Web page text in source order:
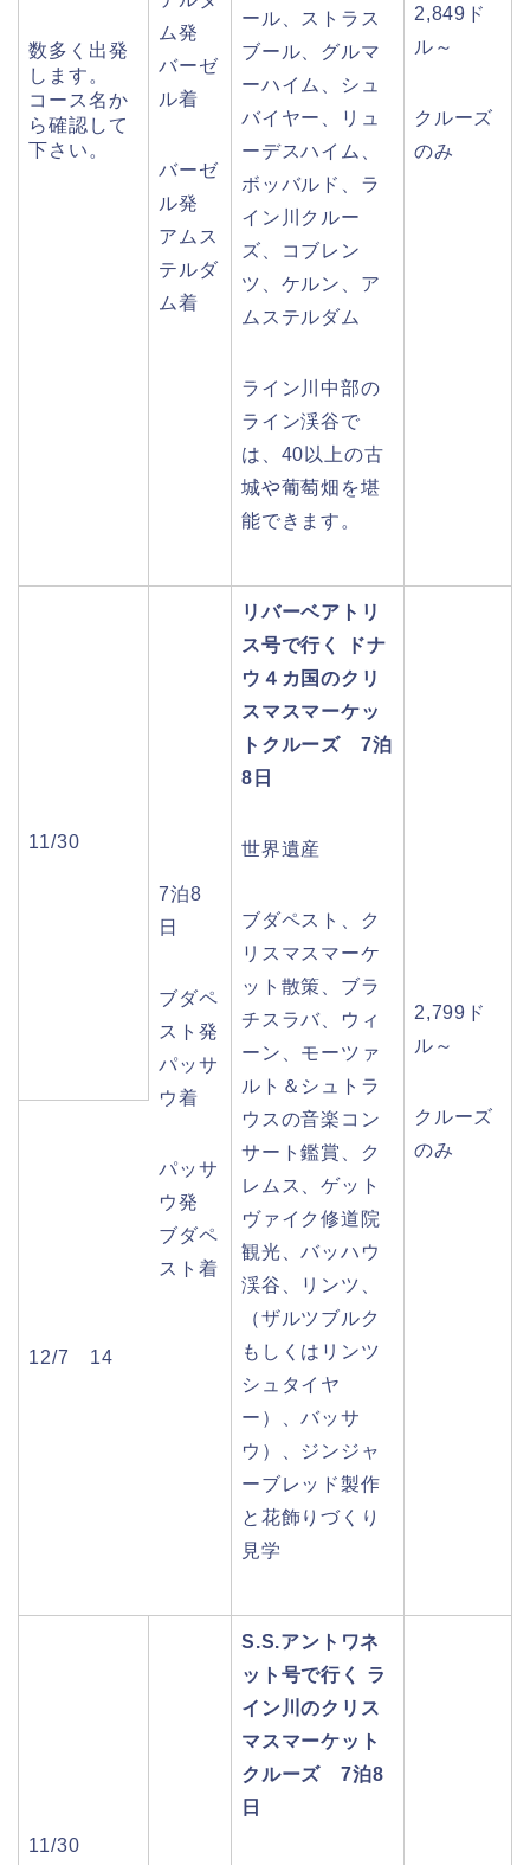
数多く出発
します。
コース名か
ら確認して
下さい。
ム発
バーゼ
ル着
バーゼ
ル発
アムス
テルダ
ム着
ール、ストラス
ブール、グルマ
ーハイム、シュ
バイヤー、リュ
ーデスハイム、
ボッバルド、ラ
イン川クルー
ズ、コブレン
ツ、ケルン、ア
ムステルダム
ライン川中部の
ライン渓谷で
は、40以上の古
城や葡萄畑を堪
能できます。
2,849ド
ル～
クルーズ
のみ
11/30
7泊8
日
ブダペ
スト発
パッサ
ウ着
パッサ
ウ発
ブダペ
スト着
リバーベアトリ
ス号で行く ドナ
ウ４カ国のクリ
スマスマーケッ
トクルーズ 7泊
8日
世界遺産
ブダペスト、ク
リスマスマーケ
ット散策、ブラ
チスラバ、ウィ
ーン、モーツァ
ルト＆シュトラ
ウスの音楽コン
サート鑑賞、ク
レムス、ゲット
ヴァイク修道院
観光、バッハウ
渓谷、リンツ、
（ザルツブルク
もしくはリンツ
シュタイヤ
ー）、バッサ
ウ）、ジンジャ
ーブレッド製作
と花飾りづくり
見学
2,799ド
ル～
クルーズ
のみ
12/7 14
11/30
S.S.アントワネ
ット号で行く ラ
イン川のクリス
マスマーケット
クルーズ 7泊8
日